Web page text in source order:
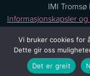
IMI
Informasjonskapsler
Vi bruker cookies for
Dette gir oss
Det er greit